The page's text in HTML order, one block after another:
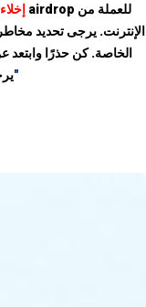
الإنترنت. يرجى تحديد
الخاصة. كن حذرًا وابتعد
"إخلاء مسؤولية هذا الموقع"